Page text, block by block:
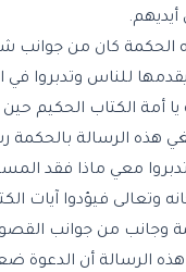
الحكمة كان من جوانب
للناس وتدبروا في
أمة الكتاب الحكيم
هذه الرسالة بالحكمة
معي ماذا فقد
وتعالى فيؤدوا آيات
وجانب من جوانب
الرسالة أن الدعوة